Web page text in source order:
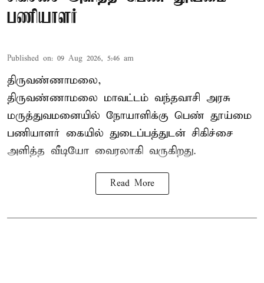
பணியாளர்
Published on: 09 Aug 2026, 5:46 am
திருவண்ணாமலை,
திருவண்ணாமலை மாவட்டம் வந்தவாசி அரசு
மருத்துவமனையில் நோயாளிக்கு பெண் தூய்மை
பணியாளர் கையில் துடைப்பத்துடன் சிகிச்சை
அளித்த வீடியோ வைரலாகி வருகிறது.
Read More